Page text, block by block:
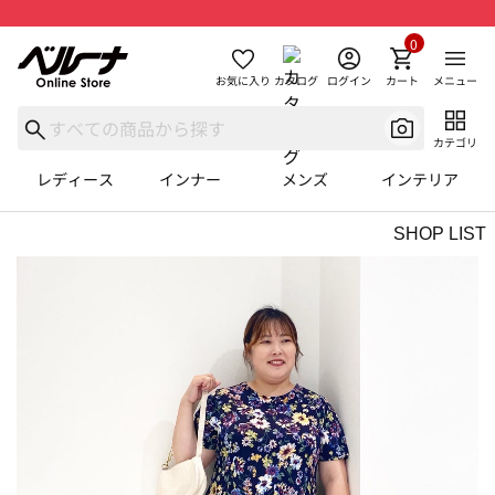
お気に入り カタログ ログイン カート
0
メニュー
カテゴリ
レディース インナー メンズ インテリア
SHOP LIST